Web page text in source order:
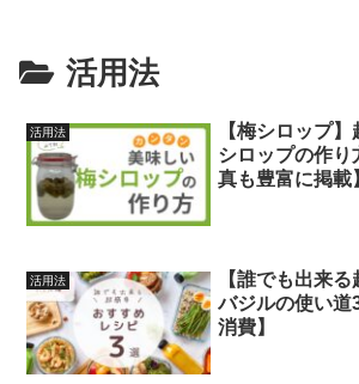
活用法
活用法
【梅シロップ
シロップの作り
真も豊富に掲載
活用法
【誰でも出来る
バジルの使い道
消費】